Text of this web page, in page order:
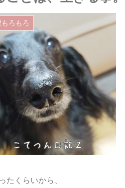
ろもろ
たくらいから、